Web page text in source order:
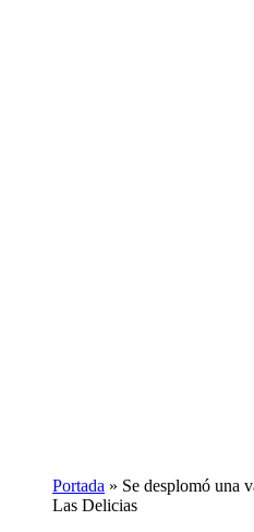
Portada » Se desplomó una
Las Delicias